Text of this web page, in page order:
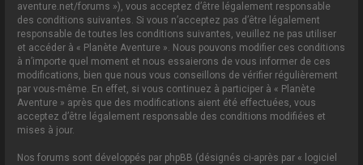
aventure.net/forums »), vous acceptez d’être légalement responsable
des conditions suivantes. Si vous n’acceptez pas d’être légalement
responsable de toutes les conditions suivantes, veuillez ne pas utiliser
et accéder à « Planète Aventure ». Nous pouvons modifier ces conditions
à n’importe quel moment et nous essaierons de vous informer de ces
modifications, bien que nous vous conseillons de vérifier régulièrement
par vous-même. En effet, si vous continuez à participer à « Planète
Aventure » après que des modifications aient été effectuées, vous
acceptez d’être légalement responsable des conditions modifiées et
mises à jour.
Nos forums sont développés par phpBB (désignés ci-après par « logiciel